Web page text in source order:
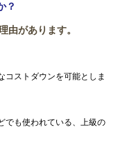
？
由があります。
コストダウンを可能としま
でも使われている、上級の